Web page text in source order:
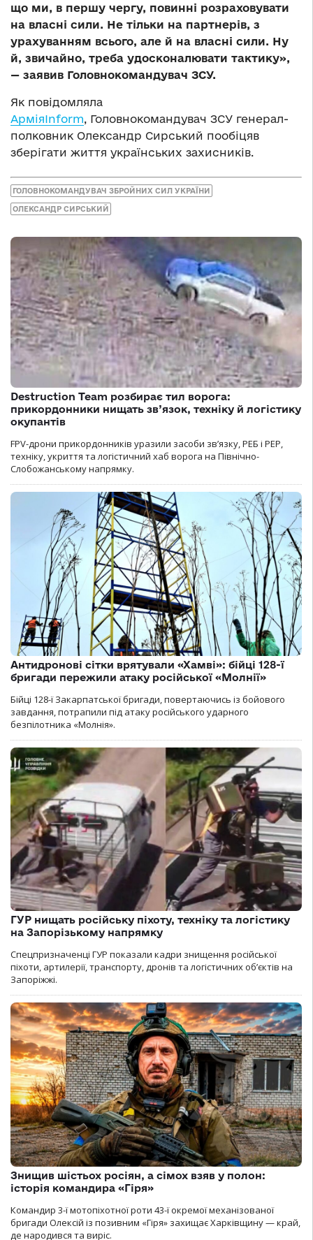
що ми, в першу чергу, повинні розраховувати
на власні сили. Не тільки на партнерів, з
урахуванням всього, але й на власні сили. Ну
й, звичайно, треба удосконалювати тактику»,
— заявив Головнокомандувач ЗСУ.
Як повідомляла
АрміяInform, Головнокомандувач ЗСУ генерал-
полковник Олександр Сирський пообіцяв
зберігати життя українських захисників.
ГОЛОВНОКОМАНДУВАЧ ЗБРОЙНИХ СИЛ УКРАЇНИ
ОЛЕКСАНДР СИРСЬКИЙ
Destruction Team розбирає тил ворога:
прикордонники нищать зв’язок, техніку й логістику
окупантів
FPV-дрони прикордонників уразили засоби зв’язку, РЕБ і РЕР,
техніку, укриття та логістичний хаб ворога на Північно-
Слобожанському напрямку.
Антидронові сітки врятували «Хамві»: бійці 128-ї
бригади пережили атаку російської «Молнії»
Бійці 128-ї Закарпатської бригади, повертаючись із бойового
завдання, потрапили під атаку російського ударного
безпілотника «Молнія».
ГУР нищать російську піхоту, техніку та логістику
на Запорізькому напрямку
Спецпризначенці ГУР показали кадри знищення російської
піхоти, артилерії, транспорту, дронів та логістичних об’єктів на
Запоріжжі.
Знищив шістьох росіян, а сімох взяв у полон:
історія командира «Гіря»
Командир 3-ї мотопіхотної роти 43-ї окремої механізованої
бригади Олексій із позивним «Гіря» захищає Харківщину — край,
де народився та виріс.